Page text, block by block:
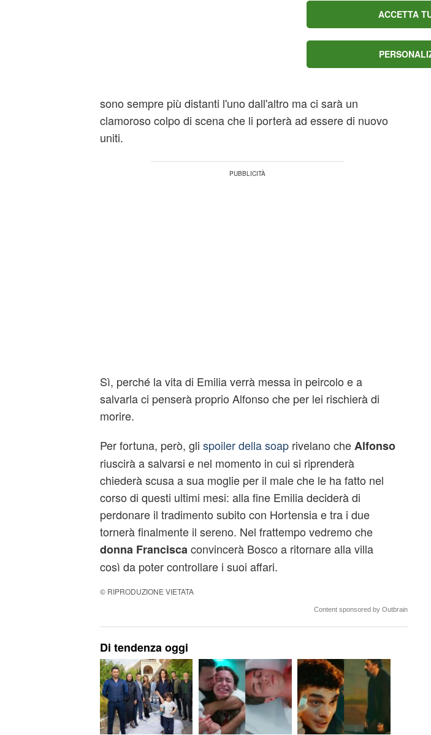
Emilia perdona suo marito Alfonso
per tutto il mese di dicembre 2016, inoltre, rivelano che la
sono sempre più distanti l'uno dall'altro ma ci sarà un
clamoroso colpo di scena che li porterà ad essere di nuovo
uniti.
Sì, perché la vita di Emilia verrà messa in peircolo e a
salvarla ci penserà proprio Alfonso che per lei rischierà di
morire.
Per fortuna, però, gli spoiler della soaprivelano cheAlfonso
riuscirà a salvarsi e nel momento in cui si riprenderà
chiederà scusa a sua moglie per il male che le ha fatto nel
corso di questi ultimi mesi: alla fine Emilia deciderà di
perdonare il tradimento subito con Hortensia e tra i due
tornerà finalmente il sereno. Nel frattempo vedremo che
donna Francisca convincerà Bosco a ritornare alla villa
così da poter controllare i suoi affari.
© RIPRODUZIONE VIETATA
Content sponsored by Outbrain
Di tendenza oggi
ACCETTA